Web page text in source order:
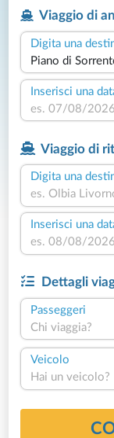
Viaggio di
Digita una
Inserisci una
Viaggio di
Digita una
Inserisci una
Dettagli
Passeggeri
Chi viaggia?
Veicolo
Hai un veicolo?